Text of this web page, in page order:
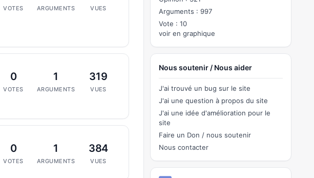
VOTES ARGUMENTS VUES
0
VOTES
1
ARGUMENTS
319
VUES
0
VOTES
1
ARGUMENTS
384
VUES
Arguments : 997
Vote : 10
voir en graphique
Nous soutenir / Nous aider
J'ai trouvé un bug sur le site
J'ai une question à propos du site
J'ai une idée d'amélioration pour le
site
Faire un Don / nous soutenir
Nous contacter